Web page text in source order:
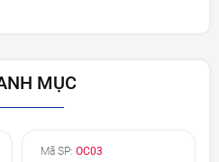
MỤC
Mã SP: OC03